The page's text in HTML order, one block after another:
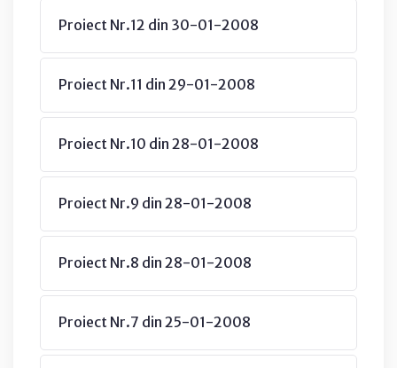
Proiect Nr.12 din 30-01-2008
Proiect Nr.11 din 29-01-2008
Proiect Nr.10 din 28-01-2008
Proiect Nr.9 din 28-01-2008
Proiect Nr.8 din 28-01-2008
Proiect Nr.7 din 25-01-2008